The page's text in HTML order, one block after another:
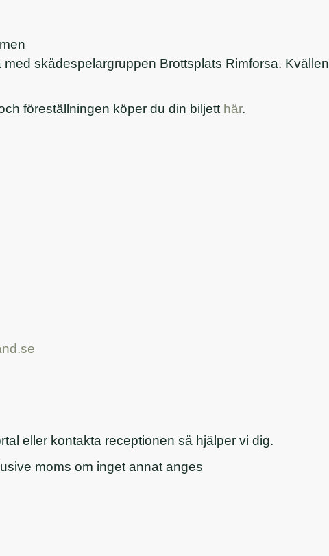
skådespelargruppen Brottsplats Rimforsa.
föreställningen köper du din biljett här.
eller kontakta receptionen så hjälper vi dig.
moms om inget annat anges